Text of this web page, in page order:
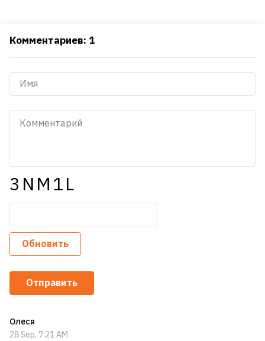
Комментариев: 1
3NM1L
Обновить
Отправить
Олеся
28 Sep, 7:21 AM